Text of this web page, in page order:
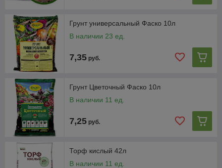
Грунт универсальный Фаско 10л
В наличии 23 ед.
7,35 руб.
Грунт Цветочный Фаско 10л
В наличии 11 ед.
7,25 руб.
Торф кислый 42л
В наличии 11 ед.